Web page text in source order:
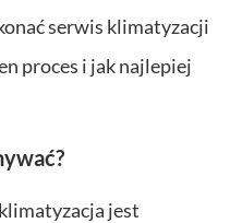
serwis klimatyzacji
proces i jak najlepiej
jest